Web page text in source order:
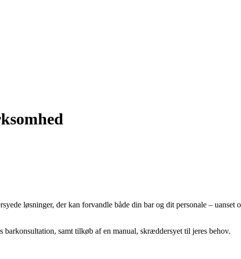
løsninger, der kan forvandle både din bar og dit personale – uanset
samt tilkøb af en manual, skræddersyet til jeres behov.